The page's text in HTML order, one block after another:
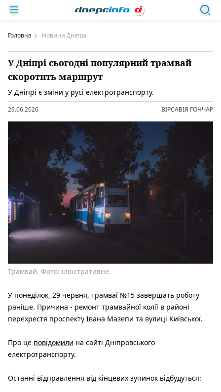
Головна Новини Дніпра
У Дніпрі сьогодні популярний трамвай
скоротить маршрут
У Дніпрі є зміни у русі електротранспорту.
29.06.2026 ВІРСАВІЯ ГОНЧАР
Трамвай. Фото: ілюстративне.
У понеділок, 29 червня, трамваї №15 завершать роботу
раніше. Причина - ремонт трамвайної колії в районі
перехрестя проспекту Івана Мазепи та вулиці Київської.
Про це повідомили на сайті Дніпровського
електротранспорту.
Останні відправлення від кінцевих зупинок відбудуться: